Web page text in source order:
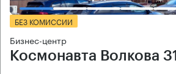
БЕЗ КОМИССИИ
Бизнес-центр
Космонавта Волкова 31